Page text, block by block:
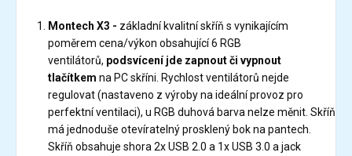
Montech X3 - základní kvalitní skříň s vynikajícím
poměrem cena/výkon obsahující 6 RGB
ventilátorů, podsvícení jde zapnout či vypnout
tlačítkem na PC skříni. Rychlost ventilátorů nejde
regulovat (nastaveno z výroby na ideální provoz pro
perfektní ventilaci), u RGB duhová barva nelze měnit. Skříň
má jednoduše otevíratelný prosklený bok na pantech.
Skříň obsahuje shora 2x USB 2.0 a 1x USB 3.0 a jack